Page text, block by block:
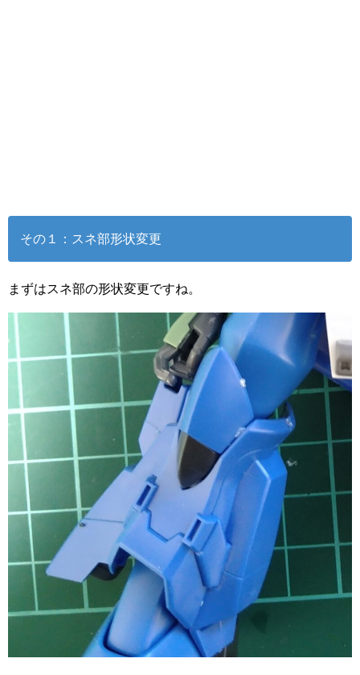
その１：スネ部形状変更
まずはスネ部の形状変更ですね。